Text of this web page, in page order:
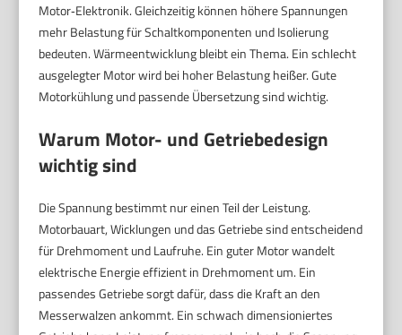
Motor‑Elektronik. Gleichzeitig können höhere Spannungen
mehr Belastung für Schaltkomponenten und Isolierung
bedeuten. Wärmeentwicklung bleibt ein Thema. Ein schlecht
ausgelegter Motor wird bei hoher Belastung heißer. Gute
Motorkühlung und passende Übersetzung sind wichtig.
Warum Motor- und Getriebedesign
wichtig sind
Die Spannung bestimmt nur einen Teil der Leistung.
Motorbauart, Wicklungen und das Getriebe sind entscheidend
für Drehmoment und Laufruhe. Ein guter Motor wandelt
elektrische Energie effizient in Drehmoment um. Ein
passendes Getriebe sorgt dafür, dass die Kraft an den
Messerwalzen ankommt. Ein schwach dimensioniertes